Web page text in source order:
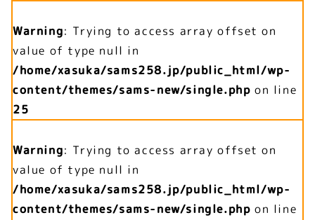
Warning: Trying to access array offset on
value of type null in
/home/xasuka/sams258.jp/public_html/wp-
content/themes/sams-new/single.php on line
25
Warning: Trying to access array offset on
value of type null in
/home/xasuka/sams258.jp/public_html/wp-
content/themes/sams-new/single.php on line